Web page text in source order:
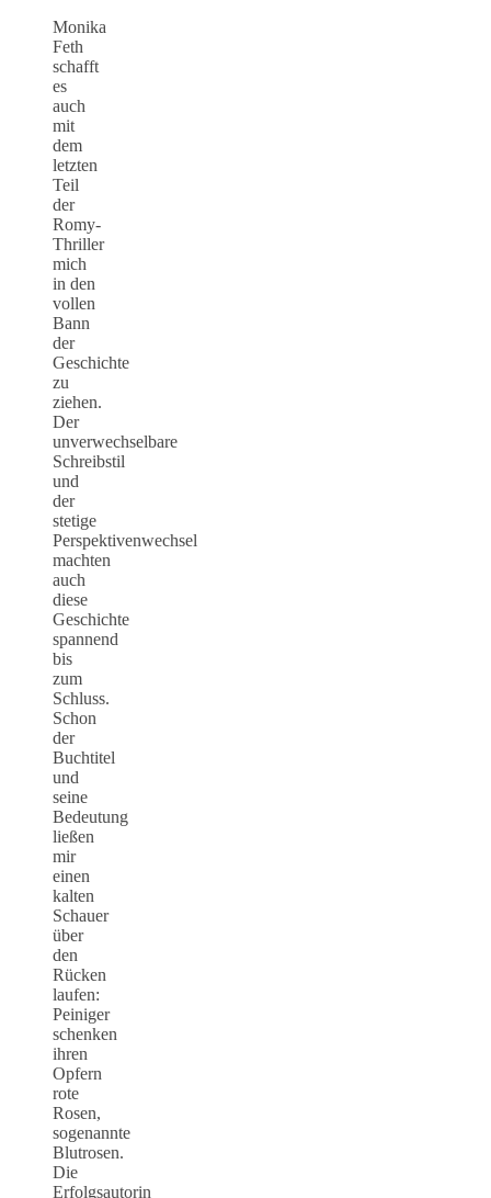
Monika
Feth
schafft
es
auch
mit
dem
letzten
Teil
der
Romy-
Thriller
mich
in den
vollen
Bann
der
Geschichte
zu
ziehen.
Der
unverwechselbare
Schreibstil
und
der
stetige
Perspektivenwechsel
machten
auch
diese
Geschichte
spannend
bis
zum
Schluss.
Schon
der
Buchtitel
und
seine
Bedeutung
ließen
mir
einen
kalten
Schauer
über
den
Rücken
laufen:
Peiniger
schenken
ihren
Opfern
rote
Rosen,
sogenannte
Blutrosen.
Die
Erfolgsautorin